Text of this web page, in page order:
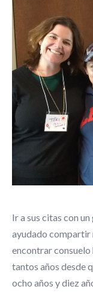
Ir a sus citas con
ayudado compartir
encontrar consuelo
tantos años desde
ocho años y diez